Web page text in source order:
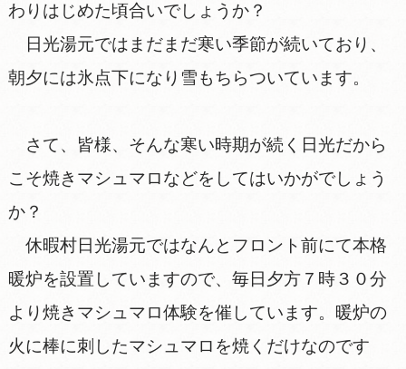
わりはじめた頃合いでしょうか？
日光湯元ではまだまだ寒い季節が続いており、
朝夕には氷点下になり雪もちらついています。
さて、皆様、そんな寒い時期が続く日光だから
こそ焼きマシュマロなどをしてはいかがでしょう
か？
休暇村日光湯元ではなんとフロント前にて本格
暖炉を設置していますので、毎日夕方７時３０分
より焼きマシュマロ体験を催しています。暖炉の
火に棒に刺したマシュマロを焼くだけなのです